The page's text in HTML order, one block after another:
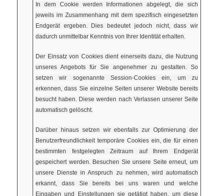
In dem Cookie werden Informationen abgelegt, die sich
jeweils im Zusammenhang mit dem spezifisch eingesetzten
Endgerät ergeben. Dies bedeutet jedoch nicht, dass wir
dadurch unmittelbar Kenntnis von Ihrer Identität erhalten.
Der Einsatz von Cookies dient einerseits dazu, die Nutzung
unseres Angebots für Sie angenehmer zu gestalten. So
setzen wir sogenannte Session-Cookies ein, um zu
erkennen, dass Sie einzelne Seiten unserer Website bereits
besucht haben. Diese werden nach Verlassen unserer Seite
automatisch gelöscht.
Darüber hinaus setzen wir ebenfalls zur Optimierung der
Benutzerfreundlichkeit temporäre Cookies ein, die für einen
bestimmten festgelegten Zeitraum auf Ihrem Endgerät
gespeichert werden. Besuchen Sie unsere Seite erneut, um
unsere Dienste in Anspruch zu nehmen, wird automatisch
erkannt, dass Sie bereits bei uns waren und welche
Eingaben und Einstellungen sie getätigt haben, um diese